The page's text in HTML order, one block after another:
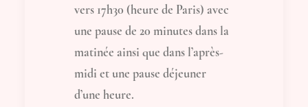
vers 17h30 (heure de Paris) avec
une pause de 20 minutes dans la
matinée ainsi que dans l’après-
midi et une pause déjeuner
d’une heure.